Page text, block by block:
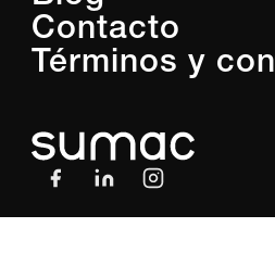
Contacto
Términos y